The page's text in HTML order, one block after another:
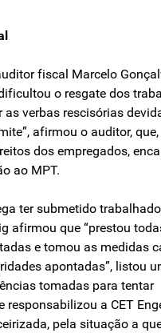
fiscal Marcelo
o resgate dos
as verbas rescisórias
afirmou o auditor,
dos empregados,
ao MPT.
ter submetido
afirmou que “prestou
e tomou as medidas
apontadas”, listou
tomadas para tentar
responsabilizou a CET
pela situação a